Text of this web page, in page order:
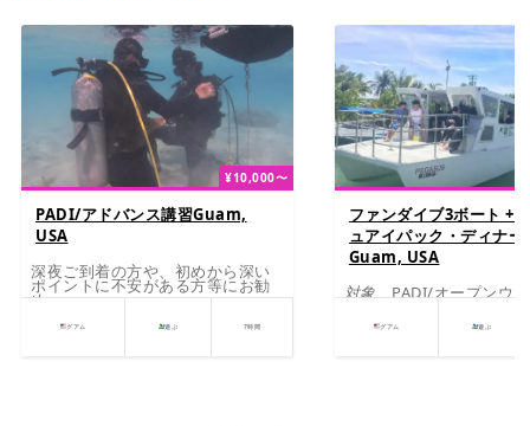
¥10,000〜
PADI/アドバンス講習Guam,
USA
深夜ご到着の方や、初めから深い
ポイントに不安がある方等にお勧
め。
グアム 遊ぶ 7時間
ファンダイブ3ボート +
ュアイパック・ディナー
Guam, USA
対象PADI/オープンウォ
2ダイブだけではもの足
こちらへどうぞ。3ダイ
グアム 遊ぶ